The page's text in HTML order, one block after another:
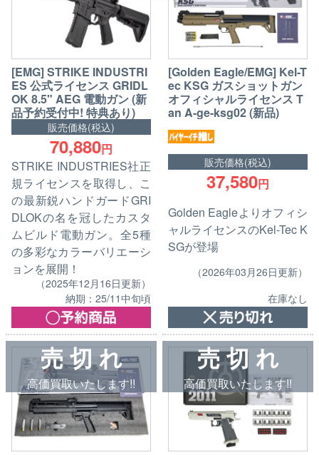
[EMG] STRIKE INDUSTRI
ES 公式ライセンス GRIDL
OK 8.5" AEG 電動ガン (新
品予約受付中! 特典あり)
販売価格(税込)
70,880円
STRIKE INDUSTRIES社正
規ライセンスを取得し、こ
の最新鋭ハンドガードGRI
DLOKの名を冠したカスタ
ムビルド電動ガン。全5種
の多彩なカラーバリエーシ
ョンを展開！
（2025年12月16日更新）
納期：25/11中旬頃
[Golden Eagle/EMG] Kel-T
ec KSG ガスショットガン
オフィシャルライセンス T
an A-ge-ksg02 (新品)
販売価格(税込)
37,580円
Golden Eagleよりオフィシ
ャルライセンスのKel-Tec K
SGが登場
（2026年03月26日更新）
在庫なし
売 切 れ
高価買取いたします!!
売 切 れ
高価買取いたします!!